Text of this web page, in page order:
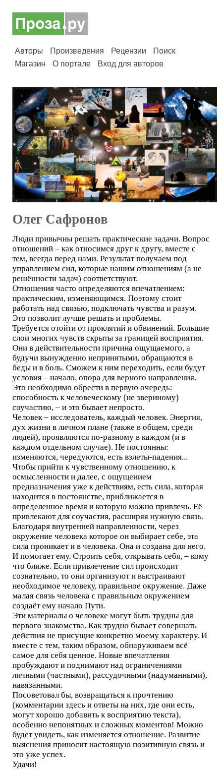
Авторы Произведения Рецензии
Поиск
Магазин
О портале Вход для авторов
Олег Сафронов
Люди привычны решать практические задачи. Вопрос
отношений – как относимся друг к другу, вместе с
тем, всегда перед нами. Результат получаем под
управлением сил, которые нашим отношениям (а не
решённости задач) соответствуют.
Отношения часто определяются впечатлением:
практическим, изменяющимся. Поэтому стоит
работать над связью, подключать чувства и разум.
Это позволит лучше решать и проблемы.
Требуется отойти от проклятий и обвинений. Большие
слои многих чувств скрыты за границей восприятия.
Они в действительности причина ощущаемого, а
будучи вынужденно непринятыми, обращаются в
беды и в боль. Сможем к ним переходить, если будут
условия – начало, опора для верного направления.
Это необходимо обрести в первую очередь:
способность к человеческому (не звериному)
соучастию, – и это бывает непросто.
Человек – исследователь, каждый человек. Энергия,
дух жизни в личном плане (также в общем, среди
людей), проявляются по-разному в каждом (и в
каждом отдельном случае). Не постоянны:
изменяются, чередуются, есть взлеты-падения...
Чтобы прийти к чувственному отношению, к
осмысленности и далее, с ощущением
предназначения уже к действиям, есть сила, которая
находится в постоянстве, приближается в
определенное время и которую можно привлечь. Её
привлекают для соучастия, расширяя нужную связь.
Благодаря внутренней направленности, через
окружение человека которое он выбирает себе, эта
сила проникает и в человека. Она и создана для него.
И помогает ему. Строить себя, открывать себя, – кому
что ближе. Если привлечение сил происходит
сознательно, то они организуют и выстраивают
необходимое человеку, правильное окружение. Даже
малая связь человека с правильным окружением
создаёт ему начало Пути.
Эти материалы о человеке могут быть трудны для
первого знакомства. Как трудно бывает совершать
действия не присущие конкретно моему характеру. И
вместе с тем, таким образом, обнаруживаем всё
самое для себя ценное. Новые впечатления
пробуждают и поднимают над ограничениями
личными (частными), рассудочными (надуманными),
навязанными.
Посоветовал бы, возвращаться к прочтению
(комментарии здесь и ответы на них, где они есть,
могут хорошо добавить к восприятию текста),
особенно непонятных и сложных моментов! Можно
будет увидеть, как изменяется отношение. Развитие
выяснения приносит настоящую позитивную связь и
это уже успех.
Удачи!